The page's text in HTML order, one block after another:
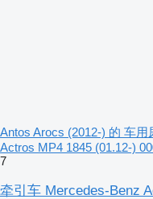
Antos Arocs (2012-) 的 车
Actros MP4 1845 (01.12-)
7
牵引车 Mercedes-Benz